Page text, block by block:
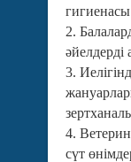
гигиенасы
2.
әйелдерді
3.
4.
сүт